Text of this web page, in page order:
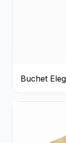
Buchet
Eucalipt